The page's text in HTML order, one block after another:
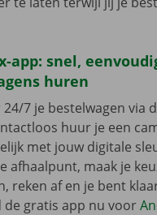
app: snel,
huren
24/7 je bestelwagen via
huur je een
met jouw digitale
afhaalpunt, maak je
reken af en je bent
de gratis app nu voor